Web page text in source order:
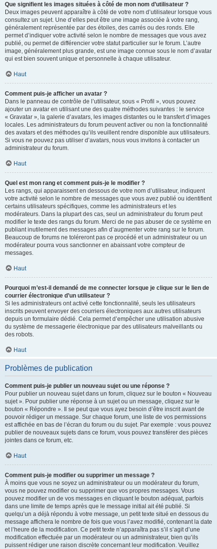
Que signifient les images situées à côté de mon nom d’utilisateur ?
Deux images peuvent apparaître à côté de votre nom d’utilisateur lorsque vous
consultez un sujet. Une d’elles peut être une image associée à votre rang,
généralement représentée par des étoiles, des carrés ou des ronds. Elle
permet d’indiquer votre activité selon le nombre de messages que vous avez
publié, ou permet de différencier votre statut particulier sur le forum. L’autre
image, généralement plus grande, est une image connue sous le nom d’avatar
qui est bien souvent unique et personnelle à chaque utilisateur.
Haut
Comment puis-je afficher un avatar ?
Dans le panneau de contrôle de l’utilisateur, sous « Profil », vous pouvez
ajouter un avatar en utilisant une des quatre méthodes suivantes : le service
« Gravatar », la galerie d’avatars, les images distantes ou le transfert d’images
locales. Les administrateurs du forum peuvent activer ou non la fonctionnalité
des avatars et des méthodes qu’ils veuillent rendre disponible aux utilisateurs.
Si vous ne pouvez pas utiliser d’avatars, nous vous invitons à contacter un
administrateur du forum.
Haut
Quel est mon rang et comment puis-je le modifier ?
Les rangs, qui apparaissent en dessous de votre nom d’utilisateur, indiquent
votre activité selon le nombre de messages que vous avez publié ou identifient
certains utilisateurs spécifiques, comme les administrateurs et les
modérateurs. Dans la plupart des cas, seul un administrateur du forum peut
modifier le texte des rangs du forum. Merci de ne pas abuser de ce système en
publiant inutilement des messages afin d’augmenter votre rang sur le forum.
Beaucoup de forums ne toléreront pas ce procédé et un administrateur ou un
modérateur pourra vous sanctionner en abaissant votre compteur de
messages.
Haut
Pourquoi m’est-il demandé de me connecter lorsque je clique sur le lien de
courrier électronique d’un utilisateur ?
Si les administrateurs ont activé cette fonctionnalité, seuls les utilisateurs
inscrits peuvent envoyer des courriers électroniques aux autres utilisateurs
depuis un formulaire dédié. Cela permet d’empêcher une utilisation abusive
du système de messagerie électronique par des utilisateurs malveillants ou
des robots.
Haut
Problèmes de publication
Comment puis-je publier un nouveau sujet ou une réponse ?
Pour publier un nouveau sujet dans un forum, cliquez sur le bouton « Nouveau
sujet ». Pour publier une réponse à un sujet ou un message, cliquez sur le
bouton « Répondre ». Il se peut que vous ayez besoin d’être inscrit avant de
pouvoir rédiger un message. Sur chaque forum, une liste de vos permissions
est affichée en bas de l’écran du forum ou du sujet. Par exemple : vous pouvez
publier de nouveaux sujets dans ce forum, vous pouvez transférer des pièces
jointes dans ce forum, etc.
Haut
Comment puis-je modifier ou supprimer un message ?
À moins que vous ne soyez un administrateur ou un modérateur du forum,
vous ne pouvez modifier ou supprimer que vos propres messages. Vous
pouvez modifier un de vos messages en cliquant le bouton adéquat, parfois
dans une limite de temps après que le message initial ait été publié. Si
quelqu’un a déjà répondu à votre message, un petit texte situé en dessous du
message affichera le nombre de fois que vous l’avez modifié, contenant la date
et l’heure de la modification. Ce petit texte n’apparaîtra pas s’il s’agit d’une
modification effectuée par un modérateur ou un administrateur, bien qu’ils
puissent rédiger une raison discrète concernant leur modification. Veuillez